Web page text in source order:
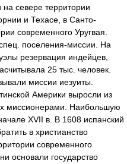
севере территории
и Техасе, в Санто-
современного Уругвая.
поселения-миссии. На
резервация индейцев,
25 тыс. человек.
миссии иезуиты.
Америки выросли из
миссионерами. Наибольшую
XVII в. В 1608 испанский
в христианство
современного
основали государство